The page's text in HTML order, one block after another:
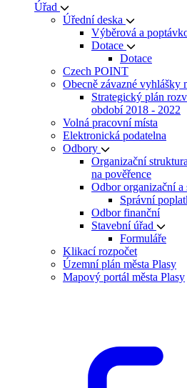
Úřad
Úřední deska
Výběrová a
Dotace
Dotace
Czech POINT
Obecně závazné vyhlášky
Strategický plán
období 2018 - 2022
Volná pracovní místa
Elektronická podatelna
Odbory
Organizační
na pověřence
Odbor organizační a
Správní
Odbor finanční
Stavební úřad
Formuláře
Klikací rozpočet
Územní plán města Plasy
Mapový portál města Plasy